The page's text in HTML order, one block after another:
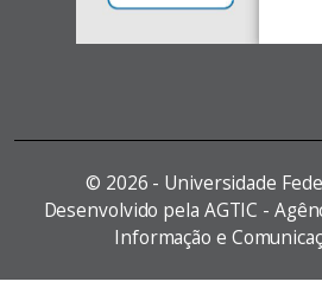
© 2026 - Universidade
Desenvolvido pela AGTIC -
Informação e